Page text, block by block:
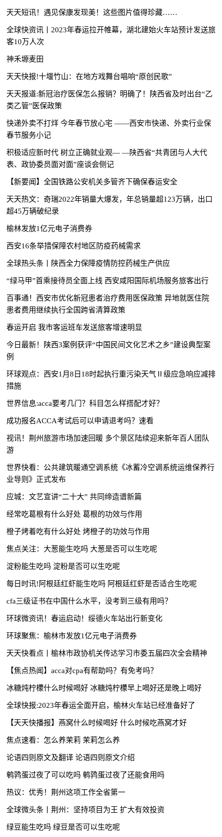
天天短讯！遇见保康发现美！这些图片值得珍藏……
全球快资讯丨2023年春运拉开帷幕，湖北建始火车站预计发送旅
客10万人次
神禾塬麦田
天天快报!十堰竹山：在地方戏舞台唱响“原创民歌”
天天报道:新冠治疗医保怎么报销？明确了！陕西省及时出台“乙
类乙管”医保政策
快递外卖不打烊 今年春节放心宅 ——西安市快递、外卖行业保
春节服务小记
积极适应新时代 树立正确就业观— —陕西省“共青团与人大代
表、政协委员面对面”座谈会侧记
【新要闻】全国铁路公安机关多管齐下确保春运安全
天天热文：奇瑞2022年销量大爆发，年总销量超123万辆，出口
超45万辆破纪录
榆林发放1亿元电子消费券
西安16条举措保障农村地区防疫药械需求
全球热头条丨陕西全力保障疫情防控药械生产供应
“绿马甲”首乘接待员全面上线 西安咸阳国际机场服务旅客出行
百事通！西安市优化新冠患者治疗费用医保政策 异地就医住院
患者费用继续执行全国跨省清算政策
春运开启 我市客运班车发送旅客增速明显
今日最新！陕西3案例获评“中国民间文化艺术之乡”建设典型案
例
环球观点：西安1月8日18时起执行重污染天气Ⅱ级应急响应减排
措施
世界信息:acca要考几门？科目怎么样搭配才好？
成功报名ACCA考试后可以申请退考吗？速看
视讯！荆州旅游市场加速回暖 多个景区陆续迎来新年百人团队
游
世界快看：公共建筑暖通空调系统《冰蓄冷空调系统运维保养行
业导则》正式发布
应城：文艺宣讲“二十大” 共同缔造谱新篇
经常吃葛根有什么好处 葛根的功效与作用
橙子烤着吃有什么好处 烤橙子的功效与作用
焦点关注：大葱能生吃吗 大葱是否可以生吃呢
淀粉能生吃吗 淀粉是否可以生吃呢
每日时讯!阿根廷红虾能生吃吗 阿根廷红虾是否适合生吃呢
cfa三级证书在中国什么水平，没考到三级有用吗？
环球微资讯！春运启动！绥德火车站出行新变化
环球聚焦：榆林市发放1亿元电子消费券
天天快看点丨榆林市政协机关传达学习市委五届四次全会精神
【焦点热闻】acca对cpa有帮助吗？有免考吗？
冰糖炖柠檬什么时候喝好 冰糖炖柠檬早上喝好还是晚上喝好
全球快报:2023年春运全面开启，榆林火车站已经准备好了
【天天快播报】燕窝什么时候喝好 什么时候吃燕窝才好
焦点速看：怎么养茉莉 茉莉怎么养
论语四则原文及翻译 论语四则原文介绍
鹌鹑蛋过夜了可以吃吗 鹌鹑蛋过夜了还能食用吗
热议：优秀！荆州这项工作全省第一
全球微头条丨荆州：坚持项目为王 扩大有效投资
绿豆能生吃吗 绿豆是否可以生吃呢